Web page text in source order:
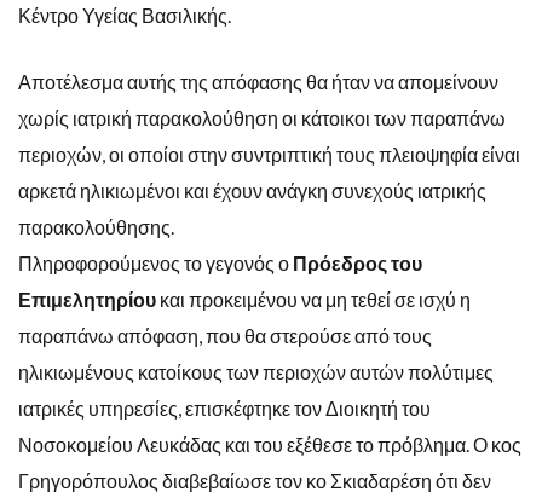
Κέντρο Υγείας Βασιλικής.
Αποτέλεσμα αυτής της απόφασης θα ήταν να απομείνουν
χωρίς ιατρική παρακολούθηση οι κάτοικοι των παραπάνω
περιοχών, οι οποίοι στην συντριπτική τους πλειοψηφία είναι
αρκετά ηλικιωμένοι και έχουν ανάγκη συνεχούς ιατρικής
παρακολούθησης.
Πληροφορούμενος το γεγονός ο Πρόεδρος του
Επιμελητηρίου και προκειμένου να μη τεθεί σε ισχύ η
παραπάνω απόφαση, που θα στερούσε από τους
ηλικιωμένους κατοίκους των περιοχών αυτών πολύτιμες
ιατρικές υπηρεσίες, επισκέφτηκε τον Διοικητή του
Νοσοκομείου Λευκάδας και του εξέθεσε το πρόβλημα. Ο κος
Γρηγορόπουλος διαβεβαίωσε τον κο Σκιαδαρέση ότι δεν